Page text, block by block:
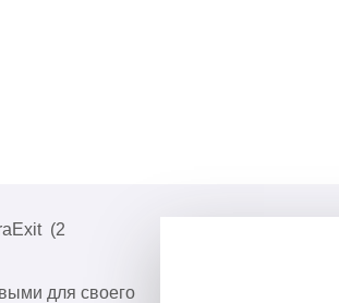
(2
для своего